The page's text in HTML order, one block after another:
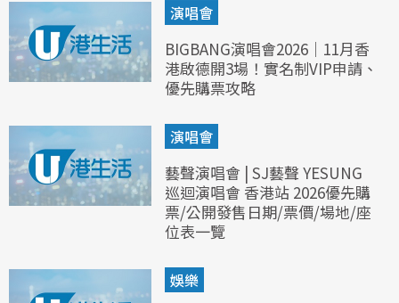
演唱會
BIGBANG演唱會2026｜11月香
港啟德開3場！實名制VIP申請、
優先購票攻略
演唱會
藝聲演唱會 | SJ藝聲 YESUNG
巡迴演唱會 香港站 2026優先購
票/公開發售日期/票價/場地/座
位表一覽
娛樂